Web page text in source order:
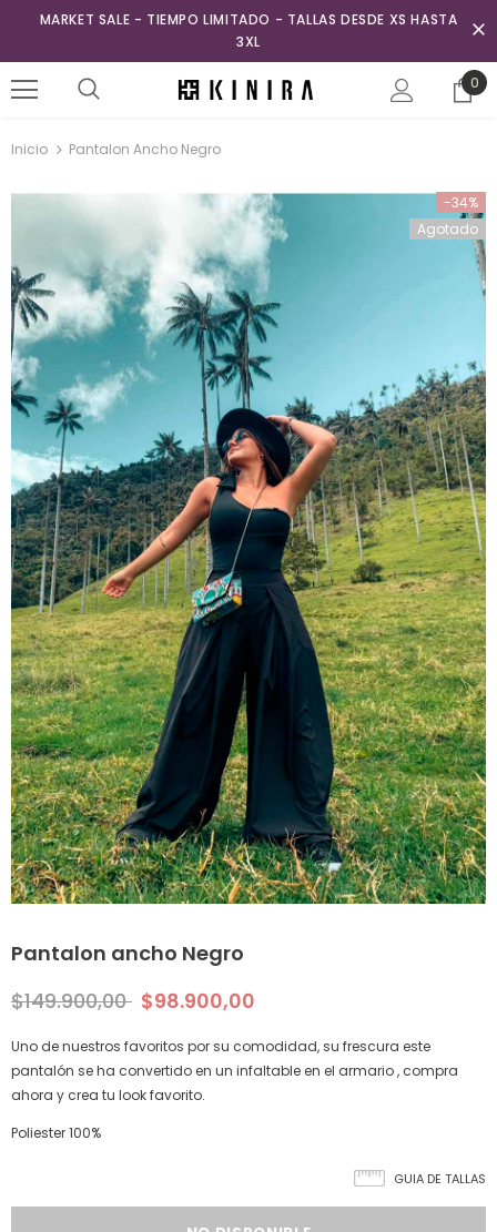
MARKET SALE - TIEMPO LIMITADO - TALLAS DESDE XS HASTA
3XL
0
Inicio Pantalon Ancho Negro
-34%
Agotado
Pantalon ancho Negro
$149.900,00 $98.900,00
Uno de nuestros favoritos por su comodidad, su frescura este
pantalón se ha convertido en un infaltable en el armario , compra
ahora y crea tu look favorito.
Poliester 100%
GUIA DE TALLAS